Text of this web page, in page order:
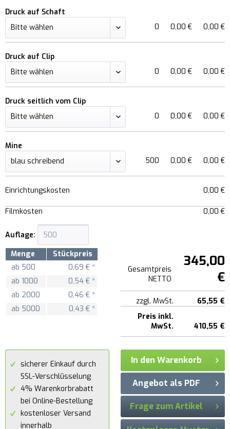
Druck auf Schaft
0
0,00 € 0,00 €
Druck auf Clip
0
0,00 € 0,00 €
Druck seitlich vom Clip
0
0,00 € 0,00 €
Mine
500
0,00 € 0,00 €
Einrichtungskosten 0,00 €
Filmkosten 0,00 €
Auflage:
Menge
Stückpreis
ab 500
0,69 € *
ab 1000
0,54 € *
ab 2000
0,46 € *
ab 5000 0,43 € *
Gesamtpreis
NETTO
345,00
€
zzgl. MwSt.
65,55 €
Preis inkl.
MwSt.
410,55 €
sicherer Einkauf durch
SSL-Verschlüsselung
4% Warenkorbrabatt
bei Online-Bestellung
kostenloser Versand
innerhalb
In den Warenkorb
Angebot als PDF
Frage zum Artikel